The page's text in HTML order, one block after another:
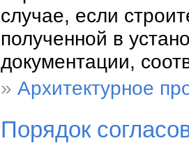
случае, если
полученной в
документации,
» Архитектурное
Порядок